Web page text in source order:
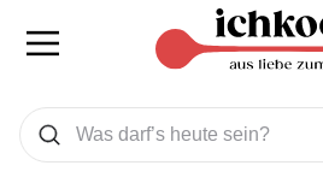
Was wollen Sie suchen
Suchen